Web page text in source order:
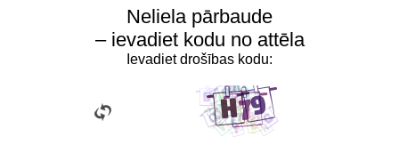
Neliela pārbaude
– ievadiet kodu no attēla
Ievadiet drošības kodu: